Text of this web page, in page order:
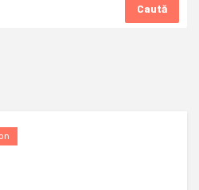
Caută